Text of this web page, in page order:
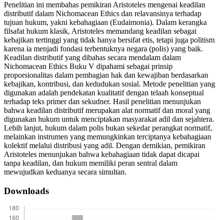
Penelitian ini membahas pemikiran Aristoteles mengenai keadilan
distributif dalam Nichomacean Ethics dan relavansinya terhadap
tujuan hukum, yakni kebahagiaan (Eudaimonia). Dalam kerangka
filsafat hukum klasik, Aristoteles memandang keadilan sebagai
kebajikan tertinggi yang tidak hanya bersifat etis, tetapi juga politism
karena ia menjadi fondasi terbentuknya negara (polis) yang baik.
Keadilan distributif yang dibahas secara mendalam dalam
Nichomacean Ethics Buku V dipahami sebagai prinsip
proporsionalitas dalam pembagian hak dan kewajiban berdasarkan
kebajikan, kontribusi, dan kedudukan sosial. Metode penelitian yang
digunakan adalah pendekatan kualitatif dengan telaah konseptual
terhadap teks primer dan sekudner. Hasil penelitian menunjukan
bahwa keadilan distributif merupakan alat normatif dan moral yang
digunakan hukum untuk menciptakan masyarakat adil dan sejahtera.
Lebih lanjut, hukum dalam polis bukan sekedar perangkat normatif,
melainkan instrumen yang memungkinkan terciptanya kebahagiaan
kolektif melalui distribusi yang adil. Dengan demikian, pemikiran
Aristoteles menunjukan bahwa kebahagiaan tidak dapat dicapai
tanpa keadilan, dan hukum memiliki peran sentral dalam
mewujudkan keduanya secara simultan.
Downloads